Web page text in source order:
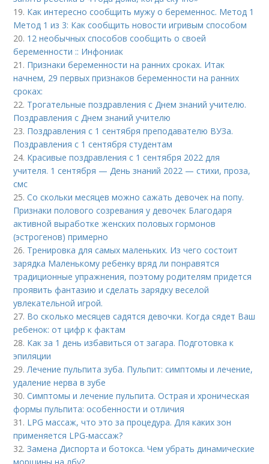
19. Как интересно сообщить мужу о беременнос. Метод 1
Метод 1 из 3: Как сообщить новости игривым способом
20. 12 необычных способов сообщить о своей
беременности :: Инфониак
21. Признаки беременности на ранних сроках. Итак
начнем, 29 первых признаков беременности на ранних
сроках:
22. Трогательные поздравления с Днем знаний учителю.
Поздравления с Днем знаний учителю
23. Поздравления с 1 сентября преподавателю ВУЗа.
Поздравления с 1 сентября студентам
24. Красивые поздравления с 1 сентября 2022 для
учителя. 1 сентября — День знаний 2022 — стихи, проза,
смс
25.Со скольки месяцев можно сажать девочек на попу.
Признаки полового созревания у девочек Благодаря
активной выработке женских половых гормонов
(эстрогенов) примерно
26. Тренировка для самых маленьких. Из чего состоит
зарядка Маленькому ребенку вряд ли понравятся
традиционные упражнения, поэтому родителям придется
проявить фантазию и сделать зарядку веселой
увлекательной игрой.
27. Во сколько месяцев садятся девочки. Когда сядет Ваш
ребенок: от цифр к фактам
28. Как за 1 день избавиться от загара. Подготовка к
эпиляции
29. Лечение пульпита зуба. Пульпит: симптомы и лечение,
удаление нерва в зубе
30.Симптомы и лечение пульпита. Острая и хроническая
формы пульпита: особенности и отличия
31. LPG массаж, что это за процедура. Для каких зон
применяется LPG-массаж?
32.Замена Диспорта и ботокса. Чем убрать динамические
морщины на лбу?